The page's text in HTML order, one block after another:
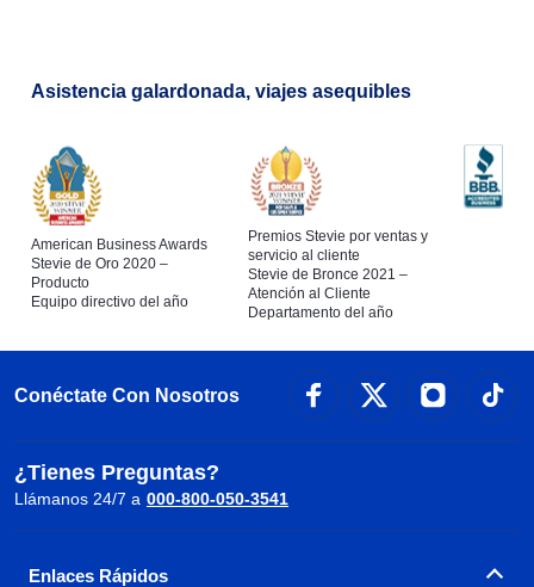
Asistencia galardonada, viajes asequibles
American Business Awards
Stevie de Oro 2020 –
Producto
Equipo directivo del año
Premios Stevie por ventas y
servicio al cliente
Stevie de Bronce 2021 –
Atención al Cliente
Departamento del año
Conéctate Con Nosotros
¿Tienes Preguntas?
Llámanos 24/7 a 000-800-050-3541
Enlaces Rápidos